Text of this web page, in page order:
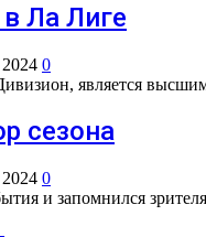
Ла Лиге
2024 0
является
сезона
2024 0
и запомнился